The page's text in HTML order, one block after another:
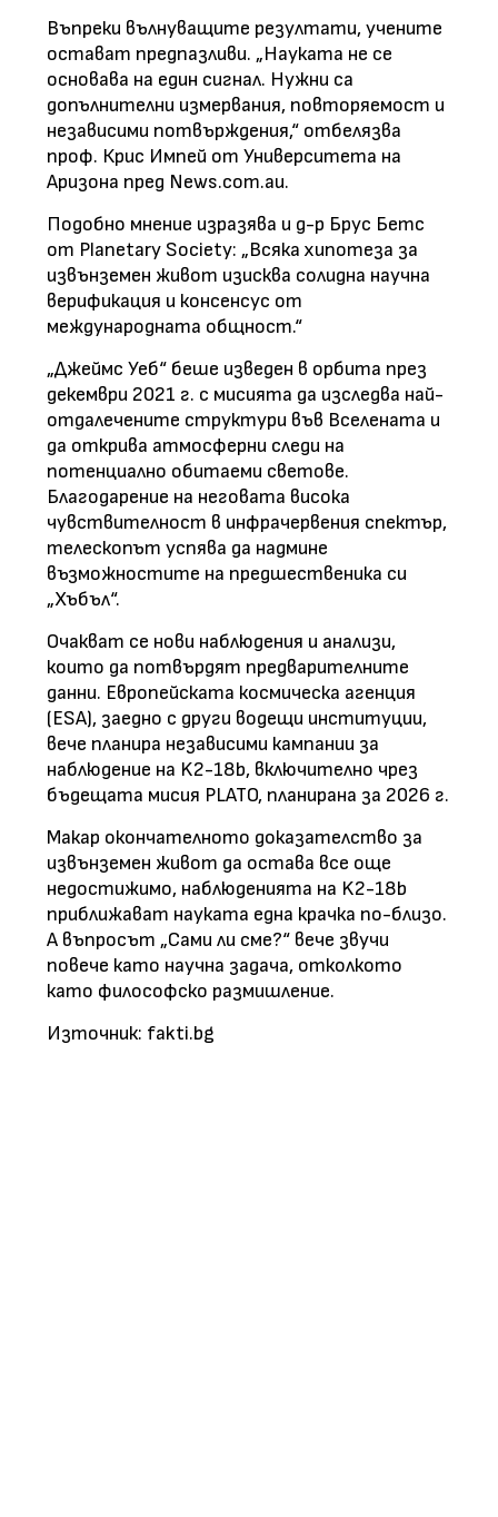
Въпреки вълнуващите резултати, учените
остават предпазливи. „Науката не се
основава на един сигнал. Нужни са
допълнителни измервания, повторяемост и
независими потвърждения,“ отбелязва
проф. Крис Импей от Университета на
Аризона пред News.com.au.
Подобно мнение изразява и д-р Брус Бетс
от Planetary Society: „Всяка хипотеза за
извънземен живот изисква солидна научна
верификация и консенсус от
международната общност.“
„Джеймс Уеб“ беше изведен в орбита през
декември 2021 г. с мисията да изследва най-
отдалечените структури във Вселената и
да открива атмосферни следи на
потенциално обитаеми светове.
Благодарение на неговата висока
чувствителност в инфрачервения спектър,
телескопът успява да надмине
възможностите на предшественика си
„Хъбъл“.
Очакват се нови наблюдения и анализи,
които да потвърдят предварителните
данни. Европейската космическа агенция
(ESA), заедно с други водещи институции,
вече планира независими кампании за
наблюдение на K2-18b, включително чрез
бъдещата мисия PLATO, планирана за 2026 г.
Макар окончателното доказателство за
извънземен живот да остава все още
недостижимо, наблюденията на K2-18b
приближават науката една крачка по-близо.
А въпросът „Сами ли сме?“ вече звучи
повече като научна задача, отколкото
като философско размишление.
Източник: fakti.bg